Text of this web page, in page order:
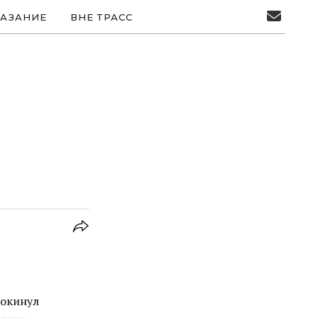
ВНЕ ТРАСС